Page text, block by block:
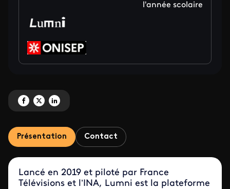
l'année scolaire
Partagez 'Rencontres métiers : les nouveaux rendez-vous de 2025-2026'
Partagez 'Rencontres métiers : les nouveaux rendez-vous de 2025-
Partagez 'Rencontres métiers : les nouveaux rendez-vous de
Présentation Contact
Lancé en 2019 et piloté par France
Télévisions et l’INA, Lumni est la plateforme